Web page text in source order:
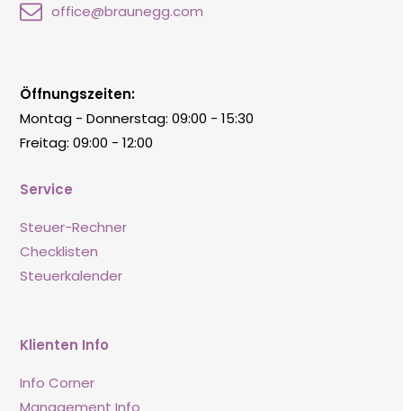
office@braunegg.com
Service
Steuer-Rechner
Checklisten
Steuerkalender
Klienten Info
Info Corner
Management Info
Öffnungszeiten:
Montag - Donnerstag: 09:00 - 15:30
Freitag: 09:00 - 12:00